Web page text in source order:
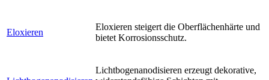
Eloxieren
Eloxieren steigert die Oberflächenhärte und
bietet Korrosionsschutz.
Lichtbogenanodisieren erzeugt dekorative,